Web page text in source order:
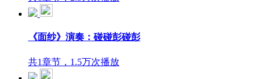
《面纱》演奏：碰碰彭碰彭
共1章节，1.5万次播放